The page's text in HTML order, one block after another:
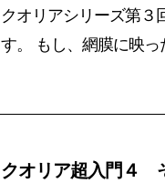
クオリアシリーズ第３
す。 もし、網膜に映
クオリア超入門４